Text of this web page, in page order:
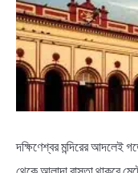
BENGALI LYRICS
BENGALI NAMES
BENGALI STORIES
দক্ষিণেশ্বর মন্দিরের আদলেই